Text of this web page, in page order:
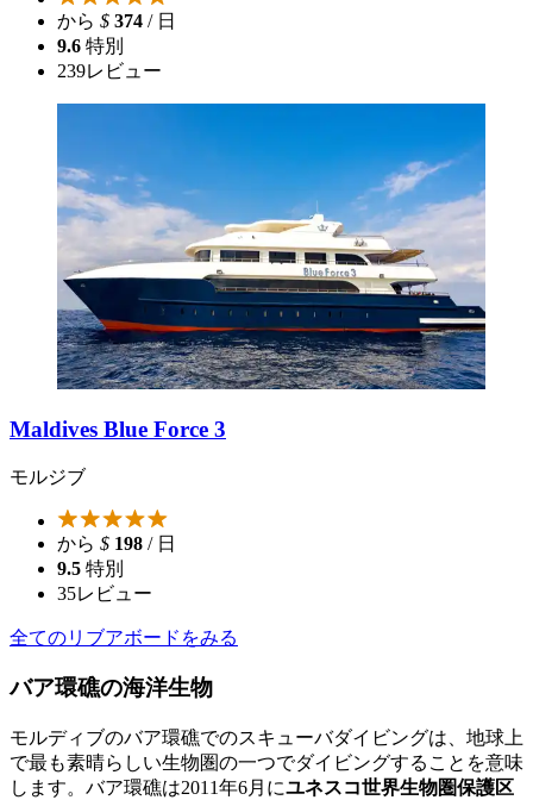
から $ 374 / 日
9.6 特別
239レビュー
Maldives Blue Force 3
モルジブ
から $ 198 / 日
9.5 特別
35レビュー
全てのリブアボードをみる
バア環礁の海洋生物
モルディブのバア環礁でのスキューバダイビングは、地球上
で最も素晴らしい生物圏の一つでダイビングすることを意味
します。バア環礁は2011年6月にユネスコ世界生物圏保護区